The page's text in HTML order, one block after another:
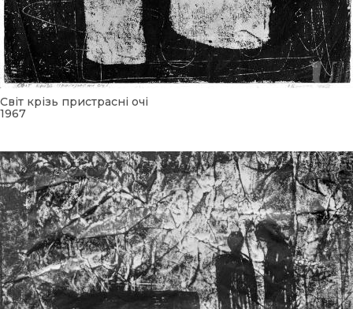
Світ крізь пристрасні очі
1967